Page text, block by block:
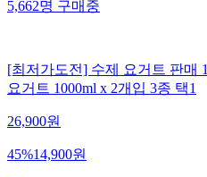
5,662명구매중
[최저가도전] 수제 요거트 판매
요거트 1000ml x 2개입 3종 택1
26,900원
45%14,900원